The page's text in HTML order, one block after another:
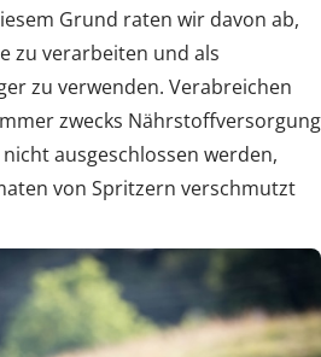
Grund raten wir davon ab,
zu verarbeiten und als
zu verwenden. Verabreichen
zwecks Nährstoffversorgung
ausgeschlossen werden,
von Spritzern verschmutzt